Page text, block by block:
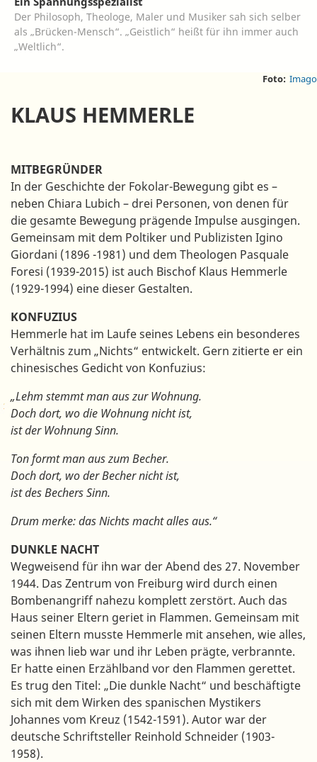
Der Philosoph, Theologe, Maler und Musiker sah sich selber
als „Brücken-Mensch“. „Geistlich“ heißt für ihn immer auch
„Weltlich“.
Foto: Imago
KLAUS HEMMERLE
MITBEGRÜNDER
In der Geschichte der Fokolar-Bewegung gibt es –
neben Chiara Lubich – drei Personen, von denen für
die gesamte Bewegung prägende Impulse ausgingen.
Gemeinsam mit dem Poltiker und Publizisten Igino
Giordani (1896 -1981) und dem Theologen Pasquale
Foresi (1939-2015) ist auch Bischof Klaus Hemmerle
(1929-1994) eine dieser Gestalten.
KONFUZIUS
Hemmerle hat im Laufe seines Lebens ein besonderes
Verhältnis zum „Nichts“ entwickelt. Gern zitierte er ein
chinesisches Gedicht von Konfuzius:
„Lehm stemmt man aus zur Wohnung.
Doch dort, wo die Wohnung nicht ist,
ist der Wohnung Sinn.
Ton formt man aus zum Becher.
Doch dort, wo der Becher nicht ist,
ist des Bechers Sinn.
Drum merke: das Nichts macht alles aus.“
DUNKLE NACHT
Wegweisend für ihn war der Abend des 27. November
1944. Das Zentrum von Freiburg wird durch einen
Bombenangriff nahezu komplett zerstört. Auch das
Haus seiner Eltern geriet in Flammen. Gemeinsam mit
seinen Eltern musste Hemmerle mit ansehen, wie alles,
was ihnen lieb war und ihr Leben prägte, verbrannte.
Er hatte einen Erzählband vor den Flammen gerettet.
Es trug den Titel: „Die dunkle Nacht“ und beschäftigte
sich mit dem Wirken des spanischen Mystikers
Johannes vom Kreuz (1542-1591). Autor war der
deutsche Schriftsteller Reinhold Schneider (1903-
1958).